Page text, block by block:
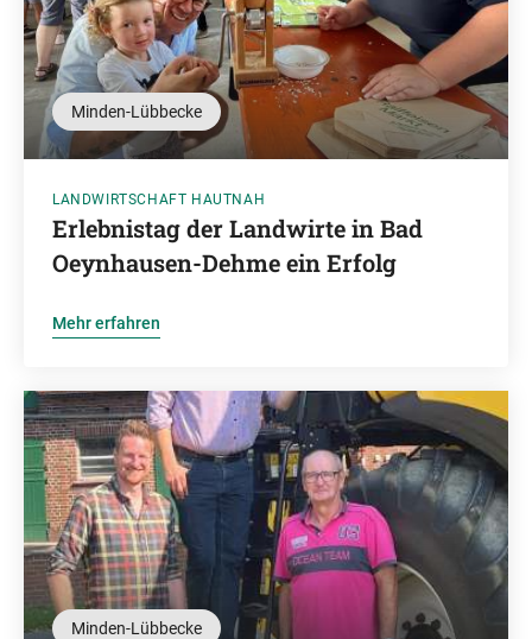
Minden-Lübbecke
LANDWIRTSCHAFT HAUTNAH
Erlebnistag der Landwirte in Bad
Oeynhausen-Dehme ein Erfolg
Mehr erfahren
Minden-Lübbecke